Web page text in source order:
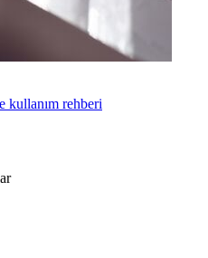
kullanım rehberi